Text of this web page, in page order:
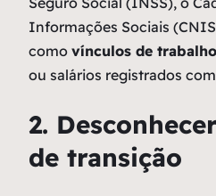
Informações Sociais
como vínculos de trabalho
ou salários registrados
2.
de transição